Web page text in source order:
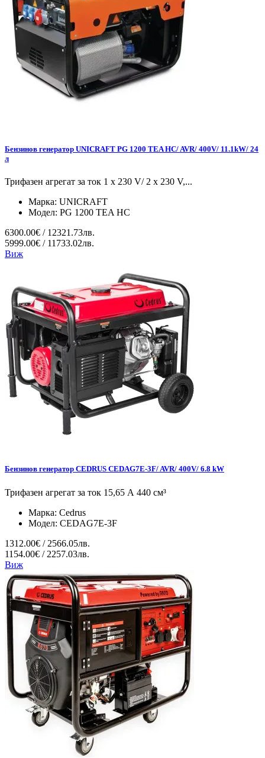
Бензинов генератор UNICRAFT PG 1200 TEA HC/ AVR/ 400V/ 11.1kW/ 24
л
Трифазен агрегат за ток 1 x 230 V/ 2 x 230 V,...
Марка: UNICRAFT
Модел: PG 1200 TEA HC
6300.00€ / 12321.73лв.
5999.00€ / 11733.02лв.
Виж
Бензинов генератор CEDRUS CEDAG7E-3F/ AVR/ 400V/ 6.8 kW
Трифазен агрегат за ток 15,65 А 440 см³
Марка: Cedrus
Модел: CEDAG7E-3F
1312.00€ / 2566.05лв.
1154.00€ / 2257.03лв.
Виж